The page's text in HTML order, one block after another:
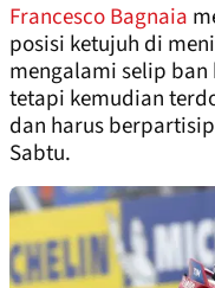
Francesco Bagnaia
posisi ketujuh di
mengalami selip ban
tetapi kemudian
dan harus
Sabtu.